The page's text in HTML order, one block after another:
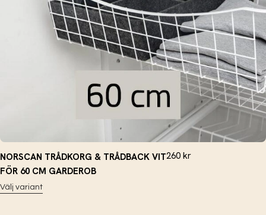
NORSCAN TRÅDKORG & TRÅDBACK VIT
FÖR 60 CM GARDEROB
Välj variant
260 kr